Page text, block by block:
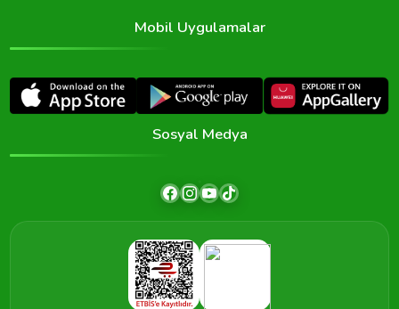
Mobil Uygulamalar
Sosyal Medya